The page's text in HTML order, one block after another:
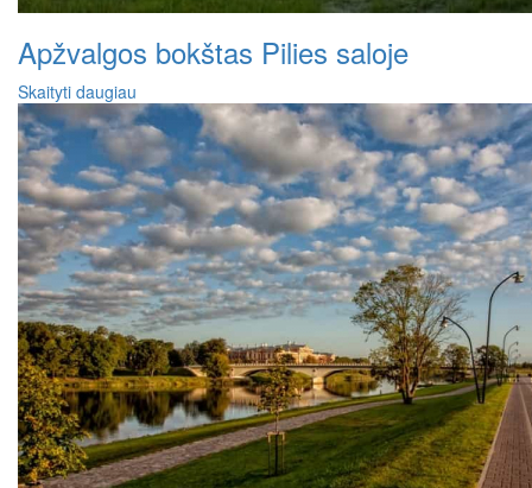
Apžvalgos bokštas Pilies saloje
Skaityti daugiau